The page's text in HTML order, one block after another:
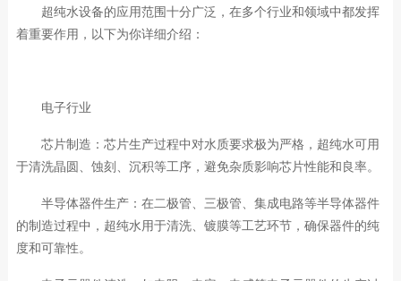
超纯水设备的应用范围十分广泛，在多个行业和领域中都发挥
着重要作用，以下为你详细介绍：
电子行业
芯片制造：芯片生产过程中对水质要求极为严格，超纯水可用
于清洗晶圆、蚀刻、沉积等工序，避免杂质影响芯片性能和良率。
半导体器件生产：在二极管、三极管、集成电路等半导体器件
的制造过程中，超纯水用于清洗、镀膜等工艺环节，确保器件的纯
度和可靠性。